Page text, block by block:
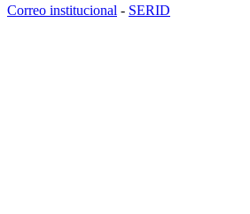
Correo institucional - SERID